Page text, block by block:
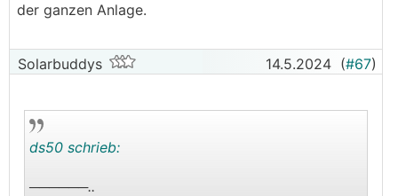
der ganzen Anlage.
Solarbuddys 14.5.2024 (#67)
ds50 schrieb:
──────..